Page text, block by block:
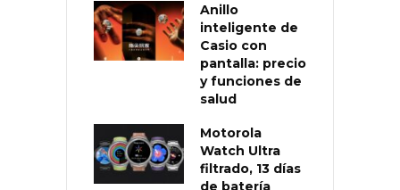
Anillo
inteligente de
Casio con
pantalla: precio
y funciones de
salud
Motorola
Watch Ultra
filtrado, 13 días
de batería